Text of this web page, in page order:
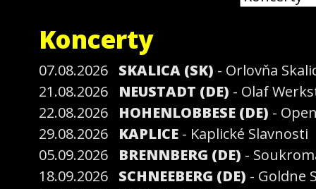
Koncerty
07.08.2026 SKALICA (SK) - Orlovňa
21.08.2026
NEUSTADT (DE) - Olaf
22.08.2026
HOHENLOBBESE (DE) -
29.08.2026
KAPLICE - Kaplické Slavnosti
05.09.2026
BRENNBERG (DE) -
18.09.2026 SCHNEEBERG (DE) - Goldne